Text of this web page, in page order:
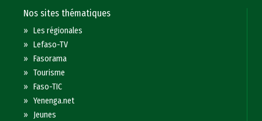
Nos sites thématiques
»Les régionales
»Lefaso-TV
»Fasorama
»Tourisme
»Faso-TIC
»Yenenga.net
» Jeunes